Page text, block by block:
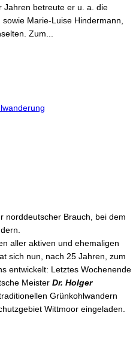
Jahren betreute er u. a. die
Marie-Luise Hindermann,
Zum...
norddeutscher Brauch, bei dem
aller aktiven und ehemaligen
sich nun, nach 25 Jahren, zum
entwickelt: Letztes Wochenende
Meister Dr. Holger
Grünkohlwandern
Wittmoor eingeladen.